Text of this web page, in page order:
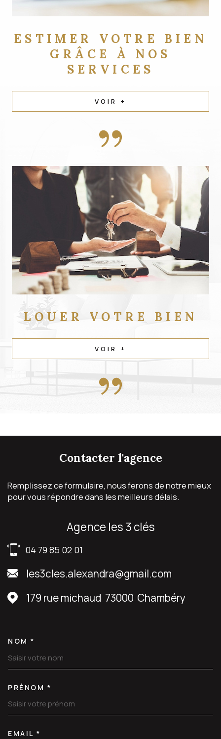
ESTIMER VOTRE BIEN
GRÂCE À NOS
SERVICES
VOIR +
LOUER VOTRE BIEN
VOIR +
contacter l'agence
Remplissez ce formulaire, nous ferons de notre mieux
pour vous répondre dans les meilleurs délais.
agence les 3 clés
04 79 85 02 01
les3cles.alexandra@gmail.com
179 rue michaud 73000 Chambéry
NOM *
PRÉNOM *
EMAIL *